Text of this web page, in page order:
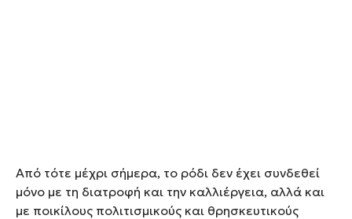
Από τότε μέχρι σήμερα, το ρόδι δεν έχει συνδεθεί
μόνο με τη διατροφή και την καλλιέργεια, αλλά και
με ποικίλους πολιτισμικούς και θρησκευτικούς